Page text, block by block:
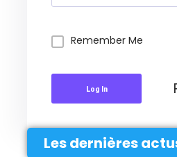
Remember Me
Log In
Les dernières